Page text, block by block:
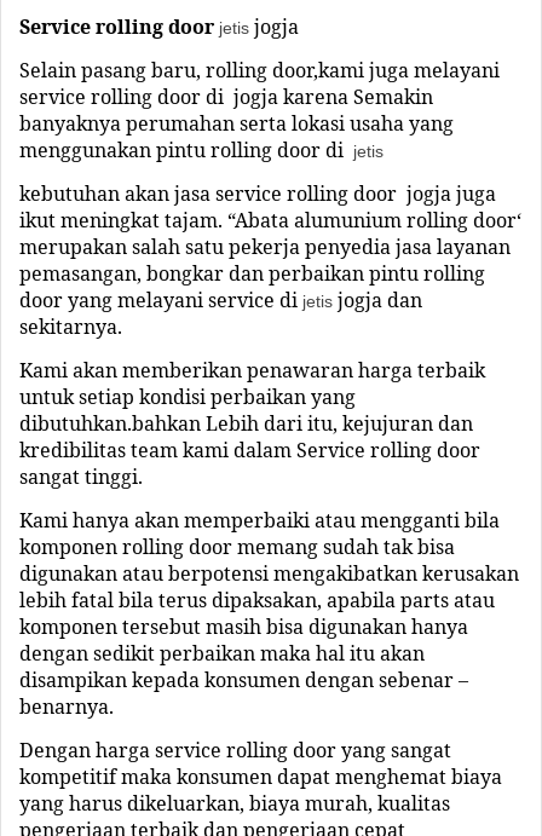
Service rollingdoor jetis jogja
Selain pasang baru, rolling door,kami juga melayani
service rolling door di jogjakarena Semakin
banyaknya perumahan serta lokasi usaha yang
menggunakan pintu rolling door di jetis
kebutuhan akan jasa service rolling door jogjajuga
ikut meningkat tajam. “Abata alumunium rolling door‘
merupakan salah satu pekerja penyedia jasa layanan
pemasangan, bongkar dan perbaikan pintu rolling
door yang melayani service di jetis jogjadan
sekitarnya.
Kami akan memberikan penawaran harga terbaik
untuk setiap kondisi perbaikan yang
dibutuhkan.bahkan Lebih dari itu, kejujuran dan
kredibilitas team kami dalam Service rolling door
sangat tinggi.
Kami hanya akan memperbaiki atau mengganti bila
komponen rolling door memang sudah tak bisa
digunakan atau berpotensi mengakibatkan kerusakan
lebih fatal bila terus dipaksakan, apabila parts atau
komponen tersebut masih bisa digunakan hanya
dengan sedikit perbaikan maka hal itu akan
disampikan kepada konsumen dengan sebenar –
benarnya.
Dengan harga service rolling door yang sangat
kompetitif maka konsumen dapat menghemat biaya
yang harus dikeluarkan, biaya murah, kualitas
pengerjaan terbaik dan pengerjaan cepat